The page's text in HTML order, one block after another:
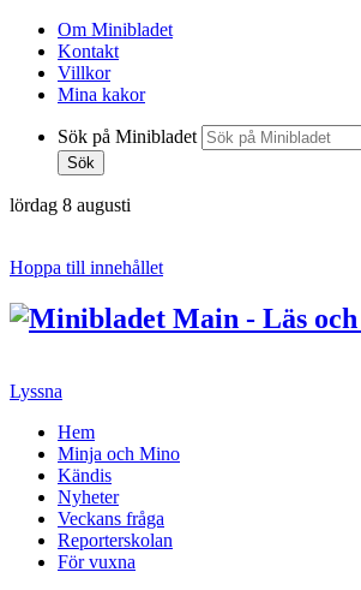
Om Minibladet
Kontakt
Villkor
Mina kakor
Sök på Minibladet
Sök
lördag 8 augusti
Hoppa till innehållet
Lyssna
Hem
Minja och Mino
Kändis
Nyheter
Veckans fråga
Reporterskolan
För vuxna